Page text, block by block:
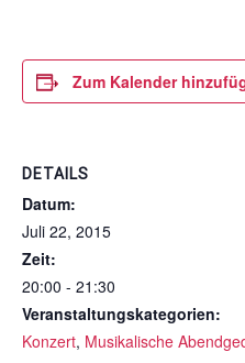
Zum Kalender
DETAILS
Datum:
Juli 22, 2015
Zeit:
20:00 - 21:30
Veranstaltungskategorien:
Konzert, Musikalische